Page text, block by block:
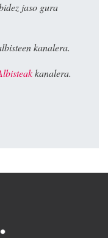
jaso gura
kanalera.
kanalera.